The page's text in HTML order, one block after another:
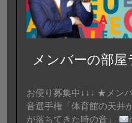
メンバーの部屋
お便り募集中↓↓↓ ★メン
音選手権「体育館の天井
が落ちてきた時の音」